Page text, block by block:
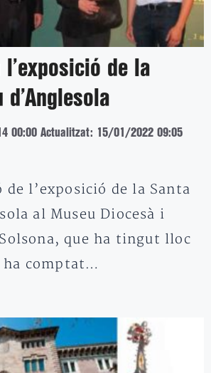
l’exposició de la
d’Anglesola
00:00 Actualitzat: 15/01/2022 09:05
de l’exposició de la Santa
al Museu Diocesà i
que ha tingut lloc
ha comptat…